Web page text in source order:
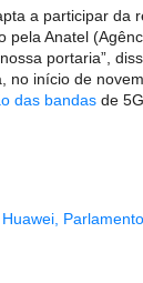
a participar da
pela Anatel
portaria”,
no início de
das bandas de 5G.
Huawei